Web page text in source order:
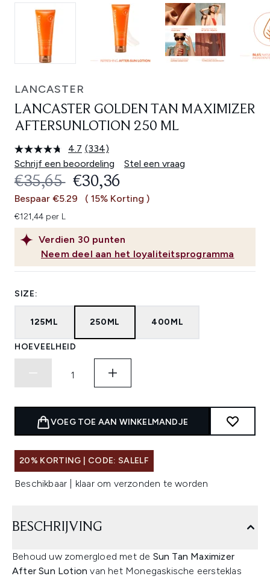
LANCASTER
LANCASTER GOLDEN TAN MAXIMIZER
AFTERSUNLOTION 250 ML
4.7 Lees
334
beoordelingen.
Dezelfde
paginalink.
(334)
Schrijf een beoordeling
Stel een vraag
Verdien 30 punten
Neem deel aan het loyaliteitsprogramma
RECOMMENDED RETAIL PRICE:
€35,65 HUIDIGE PRIJS:
€30,36
Bespaar €5.29 ( 15% Korting )
€121,44 per L
SIZE:
125ML 250ML 400ML
HOEVEELHEID
VOEG TOE AAN WINKELMANDJE
20% KORTING | CODE: SALELF
Beschikbaar | klaar om verzonden te worden
BESCHRIJVING
Behoud uw zomergloed met de Sun Tan Maximizer
After Sun Lotion van het Monegaskische eersteklas